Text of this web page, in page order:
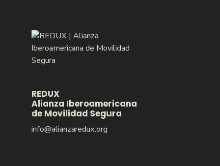
REDUX
Alianza Iberoamericana
de Movilidad Segura
info@alianzaredux.org